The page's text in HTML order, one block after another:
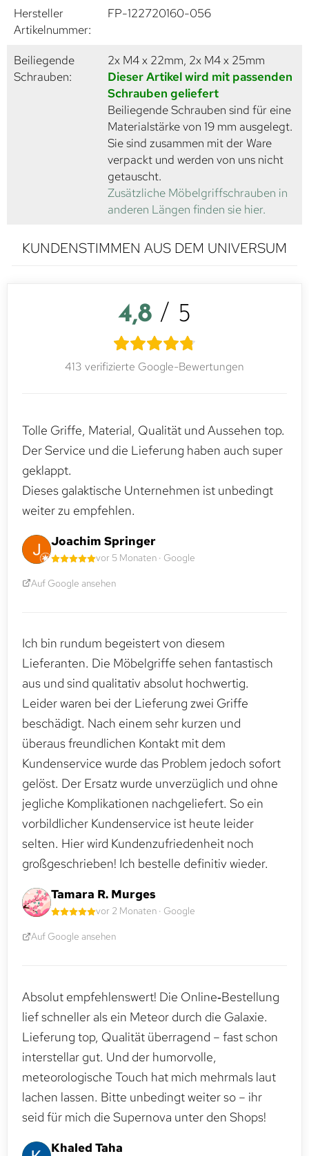
Hersteller
Artikelnummer:
FP-122720160-056
Beiliegende
Schrauben:
2x M4 x 22mm, 2x M4 x 25mm
Dieser Artikel wird mit passenden
Schrauben geliefert
Beiliegende Schrauben sind für eine
Materialstärke von 19 mm ausgelegt.
Sie sind zusammen mit der Ware
verpackt und werden von uns nicht
getauscht.
Zusätzliche Möbelgriffschrauben in
anderen Längen finden sie hier.
KUNDENSTIMMEN AUS DEM UNIVERSUM
4,8 / 5
413 verifizierte Google-Bewertungen
Tolle Griffe, Material, Qualität und Aussehen top.
Der Service und die Lieferung haben auch super
geklappt.
Dieses galaktische Unternehmen ist unbedingt
weiter zu empfehlen.
Joachim Springer
vor 5 Monaten · Google
Auf Google ansehen
Ich bin rundum begeistert von diesem
Lieferanten. Die Möbelgriffe sehen fantastisch
aus und sind qualitativ absolut hochwertig.
Leider waren bei der Lieferung zwei Griffe
beschädigt. Nach einem sehr kurzen und
überaus freundlichen Kontakt mit dem
Kundenservice wurde das Problem jedoch sofort
gelöst. Der Ersatz wurde unverzüglich und ohne
jegliche Komplikationen nachgeliefert. So ein
vorbildlicher Kundenservice ist heute leider
selten. Hier wird Kundenzufriedenheit noch
großgeschrieben! Ich bestelle definitiv wieder.
Tamara R. Murges
vor 2 Monaten · Google
Auf Google ansehen
Absolut empfehlenswert! Die Online‑Bestellung
lief schneller als ein Meteor durch die Galaxie.
Lieferung top, Qualität überragend – fast schon
interstellar gut. Und der humorvolle,
meteorologische Touch hat mich mehrmals laut
lachen lassen. Bitte unbedingt weiter so – ihr
seid für mich die Supernova unter den Shops!
Khaled Taha